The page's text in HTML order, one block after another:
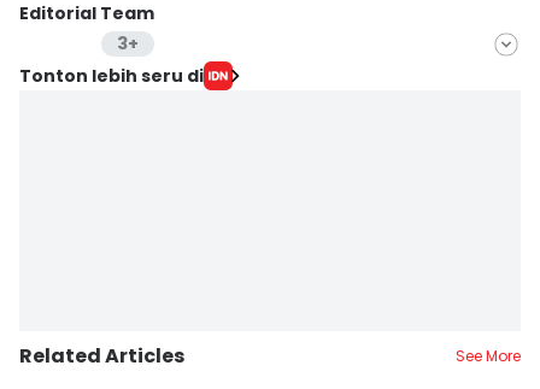
Editorial Team
3+
Editor
Tonton lebih seru di
Related Articles See More